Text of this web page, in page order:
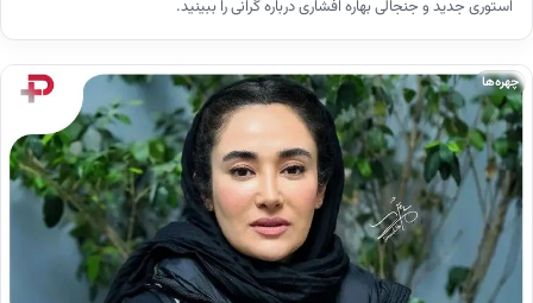
استوری جدید و جنجالی بهاره افشاری درباره گرانی را ببینید.
چهره‌ها